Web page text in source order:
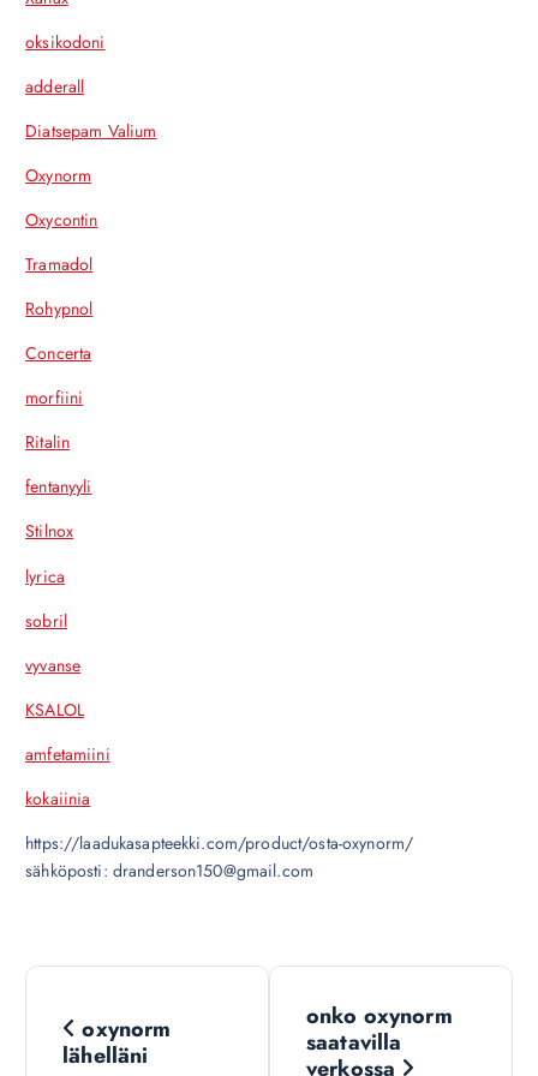
oksikodoni
adderall
Diatsepam Valium
Oxynorm
Oxycontin
Tramadol
Rohypnol
Concerta
morfiini
Ritalin
fentanyyli
Stilnox
lyrica
sobril
vyvanse
KSALOL
amfetamiini
kokaiinia
https://laadukasapteekki.com/product/osta-oxynorm/
sähköposti: dranderson150@gmail.com
N
oxynorm
lähelläni
onko oxynorm
saatavilla
verkossa